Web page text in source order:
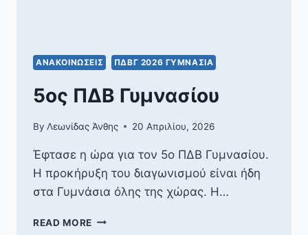
ΑΝΑΚΟΙΝΏΣΕΙΣ ΠΔΒΓ 2026 ΓΥΜΝΆΣΙΑ
5ος ΠΔΒ Γυμνασίου
By Λεωνίδας Άνθης 20 Απριλίου, 2026
Έφτασε η ώρα για τον 5ο ΠΔΒ Γυμνασίου.
Η προκήρυξη του διαγωνισμού είναι ήδη
στα Γυμνάσια όλης της χώρας. Η…
READ MORE 5ΟΣ